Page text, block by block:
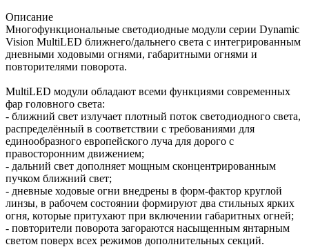
Описание
Многофункциональные светодиодные модули серии Dynamic
Vision MultiLED ближнего/дальнего света с интегрированным
дневными ходовыми огнями, габаритными огнями и
повторителями поворота.
MultiLED модули обладают всеми функциями современных
фар головного света:
- ближний свет излучает плотный поток светодиодного света,
распределённый в соответствии с требованиями для
единообразного европейского луча для дорого с
правосторонним движением;
- дальний свет дополняет мощным сконцентрированным
пучком ближний свет;
- дневные ходовые огни внедрены в форм-фактор круглой
линзы, в рабочем состоянии формируют два стильных ярких
огня, которые притухают при включении габаритных огней;
- повторители поворота загораются насыщенным янтарным
светом поверх всех режимов дополнительных секций.